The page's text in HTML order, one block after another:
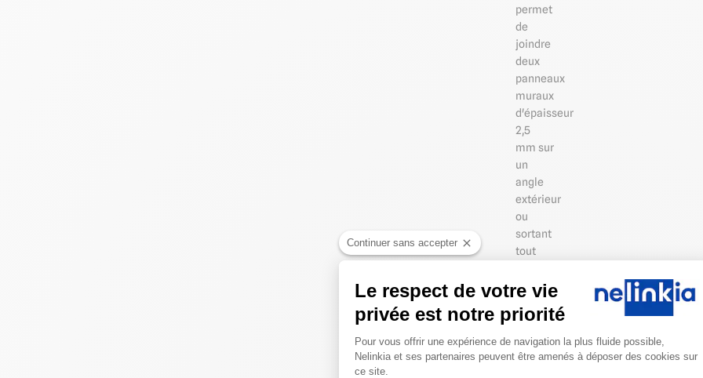
permet
de
joindre
deux
panneaux
muraux
d'épaisseur
2,5
mm sur
un
angle
extérieur
ou
sortant
tout
assurant
finition
soignée
et
Continuer sans accepter
Le respect de votre vie
privée est notre priorité
Plateforme de Gestion du
Pour vous offrir une expérience de navigation la plus fluide possible,
Nelinkia et ses partenaires peuvent être amenés à déposer des cookies sur
ce site.